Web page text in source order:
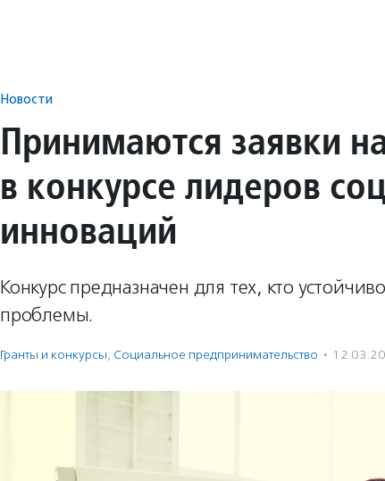
Новости
Принимаются заявки
в конкурсе лидеров
инноваций
Конкурс предназначен для тех, кто
проблемы.
Гранты и конкурсы, Социальное предпри­нима­тель­ство ·